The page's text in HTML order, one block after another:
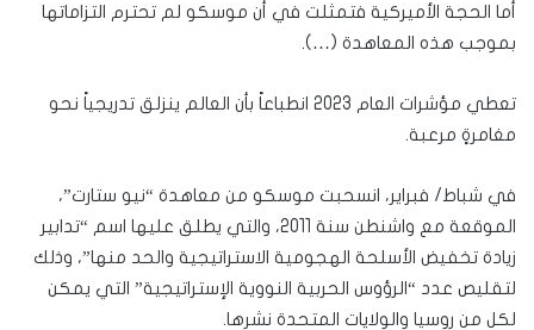
أما الحجة الأميركية فتمثلت في أن موسكو لم تحترم التزاماتها
بموجب هذه المعاهدة (…).
تعطي مؤشرات العام 2023 انطباعاً بأن العالم ينزلق تدريجياً نحو
مغامرةٍ مرعبة.
في شباط/ فبراير، انسحبت موسكو من معاهدة “نيو ستارت”،
الموقعة مع واشنطن سنة 2011، والتي يطلق عليها اسم “تدابير
زيادة تخفيض الأسلحة الهجومية الاستراتيجية والحد منها”، وذلك
لتقليص عدد “الرؤوس الحربية النووية الإستراتيجية” التي يمكن
لكل من روسيا والولايات المتحدة نشرها.